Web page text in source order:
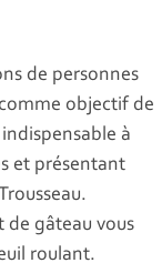
de personnes
objectif de
à
et présentant
de gâteau vous
roulant.